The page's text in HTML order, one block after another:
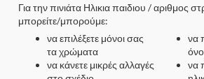
Για την πινιάτα Ηλικια παιδιου / αριθμος
μπορείτε/μπορούμε:
να επιλέξετε μόνοι σας
τα χρώματα
να κάνετε μικρές αλλαγές
να
να